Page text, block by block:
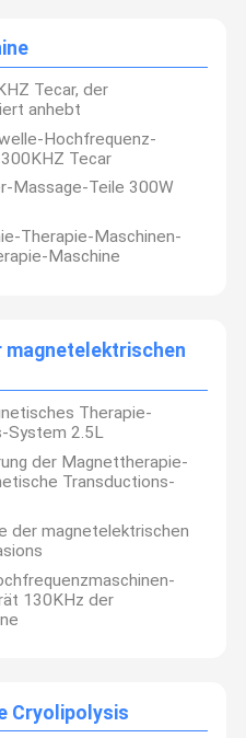
Tecar, der
anhebt
Hochfrequenz-
Tecar
Massage-Teile 300W
Therapie-Maschinen-
Maschine
magnetelektrischen
Therapie-
System 2.5L
der Magnettherapie-
Transductions-
der magnetelektrischen
130KHz der
Cryolipolysis